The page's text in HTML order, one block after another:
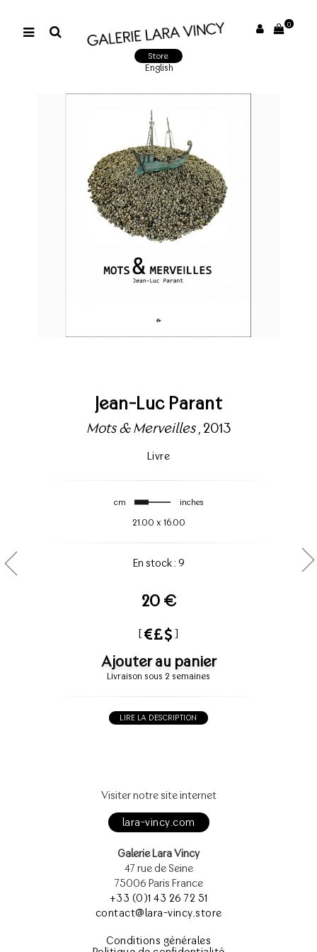
0
Store
English
Jean-Luc Parant
Mots & Merveilles, 2013
Livre
cm inches
21.00 x 16.00
En stock : 9
20 €
[ ]
Ajouter au panier
Livraison sous 2 semaines
LIRE LA DESCRIPTION
Visiter notre site internet
lara-vincy.com
Galerie Lara Vincy
47 rue de Seine
75006 Paris France
+33 (0)1 43 26 72 51
contact@lara-vincy.store
Conditions générales